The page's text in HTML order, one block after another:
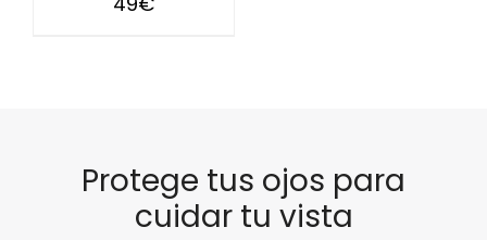
Protege tus ojos para
cuidar tu vista